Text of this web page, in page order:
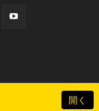
開く
Reserved.